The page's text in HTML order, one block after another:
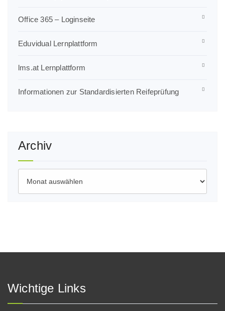
Office 365 – Loginseite
Eduvidual Lernplattform
lms.at Lernplattform
Informationen zur Standardisierten Reifeprüfung
Archiv
Wichtige Links